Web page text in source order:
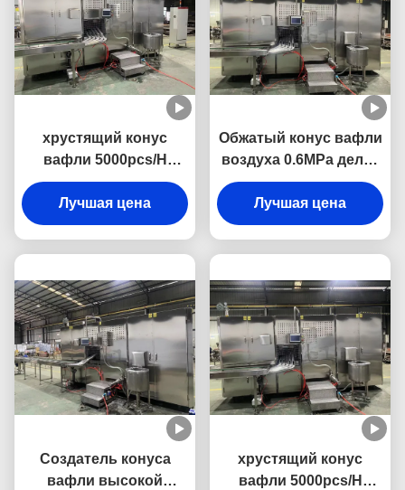
хрустящий конус
вафли 5000pcs/H
делая сбережения
космоса создателя
конуса мозоли
Лучшая цена
Обжатый конус вафли
воздуха 0.6MPa делая
потребление газа
машины 11-13kg/h
Лучшая цена
Создатель конуса
вафли высокой
хрустящий конус
вафли 5000pcs/H